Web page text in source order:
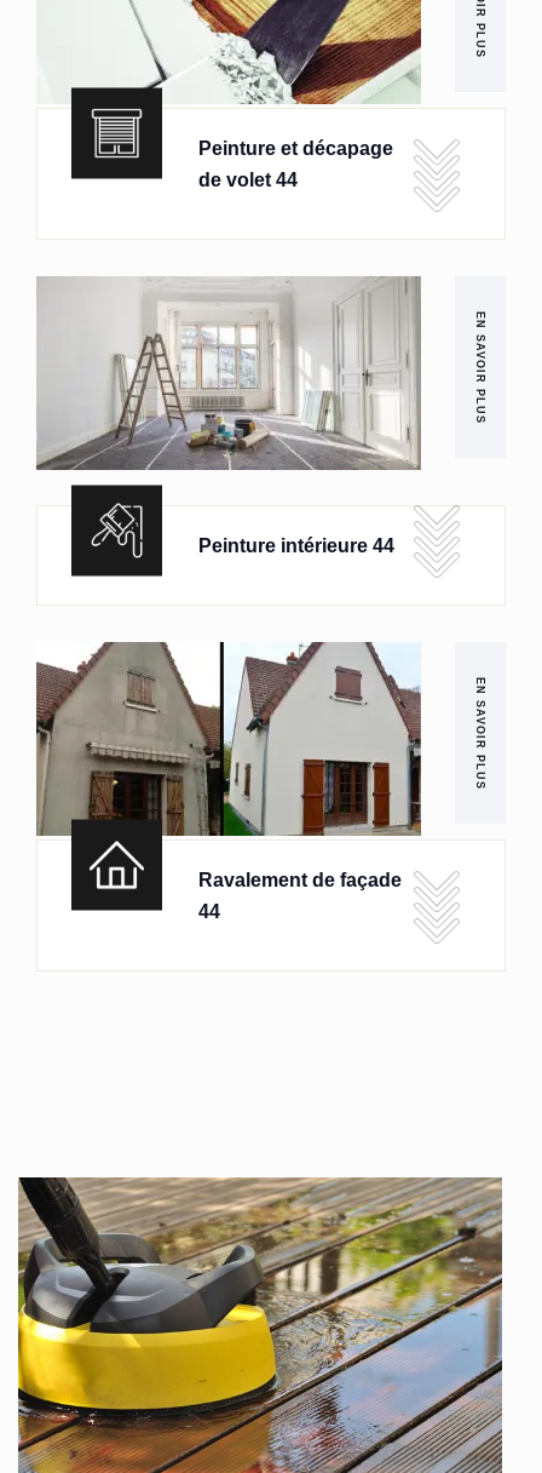
Peinture et décapage
de volet 44
EN SAVOIR PLUS
Peinture intérieure 44
EN SAVOIR PLUS
Ravalement de façade
44